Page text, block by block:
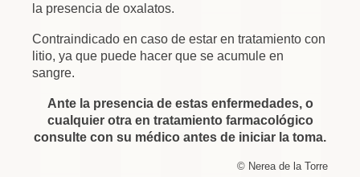
la presencia de oxalatos.
Contraindicado en caso de estar en tratamiento con
litio, ya que puede hacer que se acumule en
sangre.
Ante la presencia de estas enfermedades, o
cualquier otra en tratamiento farmacológico
consulte con su médico antes de iniciar la toma.
© Nerea de la Torre